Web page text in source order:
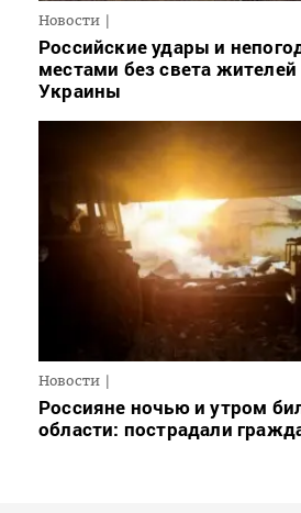
Новости
Российские удары и
местами без света жителей
Украины
Новости
Россияне ночью и утром
области: пострадали